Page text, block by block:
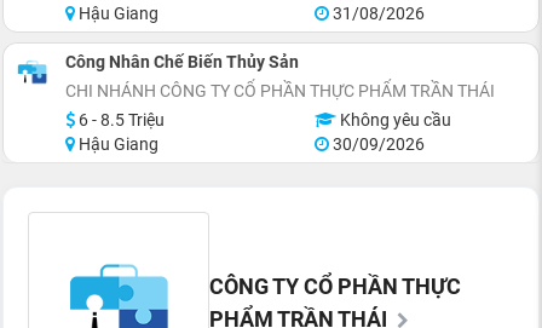
Hậu Giang
31/08/2026
Công Nhân Chế Biến Thủy Sản
CHI NHÁNH CÔNG TY CỔ PHẦN THỰC PHẨM TRẦN THÁI
6 - 8.5 Triệu
Không yêu cầu
Hậu Giang
30/09/2026
CÔNG TY CỔ PHẦN THỰC
PHẨM TRẦN THÁI